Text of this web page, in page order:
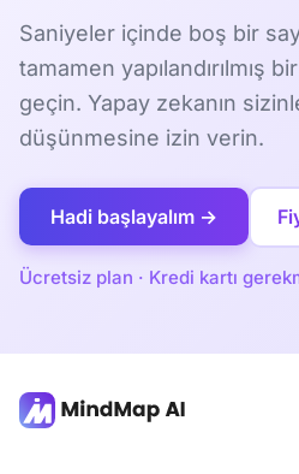
Saniyeler içinde boş bir
tamamen yapılandırılmış
geçin. Yapay zekanın
düşünmesine izin verin.
Hadi başlayalım →
Ücretsiz plan · Kredi kartı